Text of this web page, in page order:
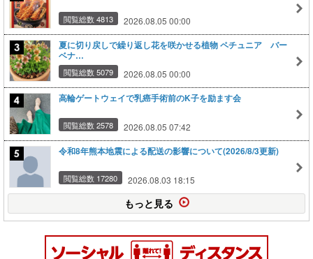
閲覧総数 4813 2026.08.05 00:00
夏に切り戻しで繰り返し花を咲かせる植物 ペチュニア バー
ベナ…
閲覧総数 5079 2026.08.05 00:00
高輪ゲートウェイで乳癌手術前のK子を励ます会
閲覧総数 2578 2026.08.05 07:42
令和8年熊本地震による配送の影響について(2026/8/3更新)
閲覧総数 17280 2026.08.03 18:15
もっと見る